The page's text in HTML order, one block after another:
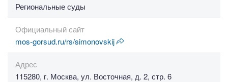
Региональные суды
Официальный сайт
mos-gorsud.ru/rs/simonovskij
Адрес
115280, г. Москва, ул. Восточная, д. 2, стр. 6